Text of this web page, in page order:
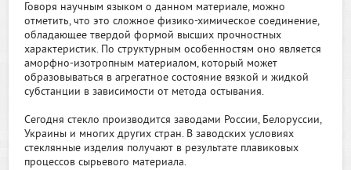
Говоря научным языком о данном материале, можно
отметить, что это сложное физико-химическое соединение,
обладающее твердой формой высших прочностных
характеристик. По структурным особенностям оно является
аморфно-изотропным материалом, который может
образовываться в агрегатное состояние вязкой и жидкой
субстанции в зависимости от метода остывания.
Сегодня стекло производится заводами России, Белоруссии,
Украины и многих других стран. В заводских условиях
стеклянные изделия получают в результате плавиковых
процессов сырьевого материала.